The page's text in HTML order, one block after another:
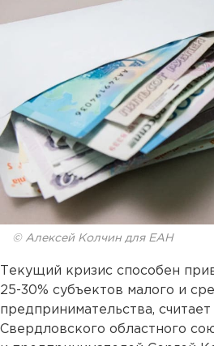
© Алексей Колчин для ЕАН
Текущий кризис способен
25-30% субъектов малого и
предпринимательства,
Свердловского областного